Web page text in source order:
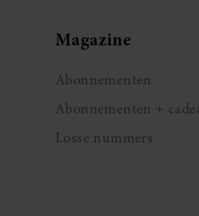
Magazine
Abonnementen
Abonnementen +
Losse nummers